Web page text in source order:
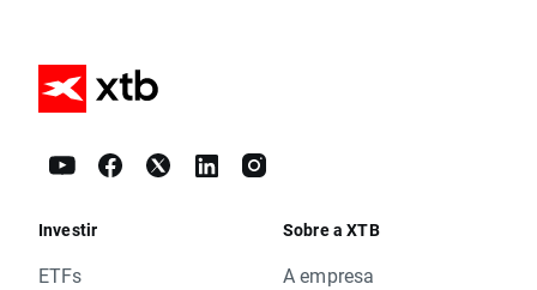
Investir
ETFs
Sobre a XTB
A empresa